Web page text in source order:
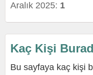
Aralık 2025: 1
Kaç Kişi
Bu sayfaya kaç kişi